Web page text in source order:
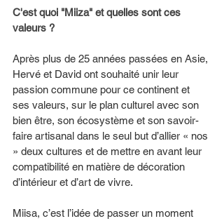
C'est quoi "Miiza" et quelles sont ces
valeurs ?
Après plus de 25 années passées en Asie,
Hervé et David ont souhaité unir leur
passion commune pour ce continent et
ses valeurs, sur le plan culturel avec son
bien être, son écosystème et son savoir-
faire artisanal dans le seul but d’allier « nos
» deux cultures et de mettre en avant leur
compatibilité en matière de décoration
d’intérieur et d’art de vivre.
Miisa, c’est l’idée de passer un moment